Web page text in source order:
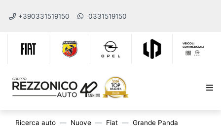
+390331519150 0331519150
Ricerca auto Nuove Fiat Grande Panda